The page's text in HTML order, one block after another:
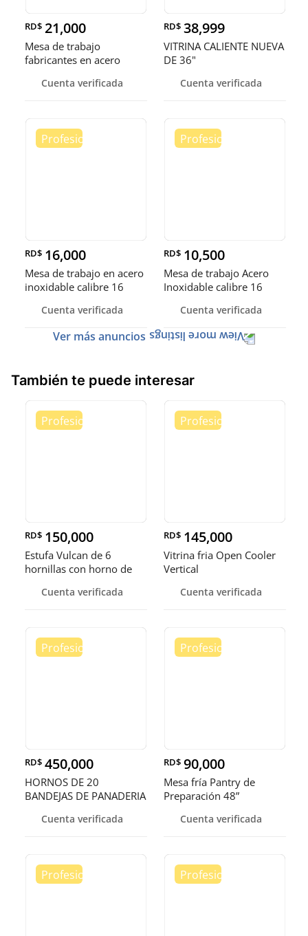
RD$ 21,000
Mesa de trabajo
fabricantes en acero
Cuenta verificada
RD$ 38,999
VITRINA CALIENTE NUEVA
DE 36"
Cuenta verificada
RD$ 16,000
Mesa de trabajo en acero
inoxidable calibre 16
Cuenta verificada
RD$ 10,500
Mesa de trabajo Acero
Inoxidable calibre 16
Cuenta verificada
Ver más anuncios
También te puede interesar
RD$ 150,000
Estufa Vulcan de 6
hornillas con horno de
Cuenta verificada
RD$ 145,000
Vitrina fria Open Cooler
Vertical
Cuenta verificada
RD$ 450,000
HORNOS DE 20
BANDEJAS DE PANADERIA
Cuenta verificada
RD$ 90,000
Mesa fría Pantry de
Preparación 48”
Cuenta verificada